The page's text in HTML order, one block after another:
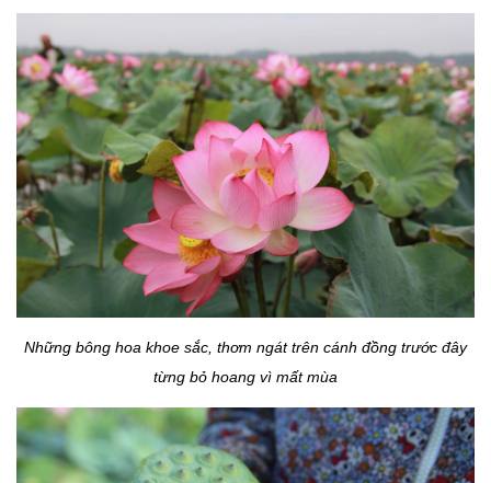
Những bông hoa khoe sắc, thơm ngát trên cánh đồng trước đây
từng bỏ hoang vì mất mùa